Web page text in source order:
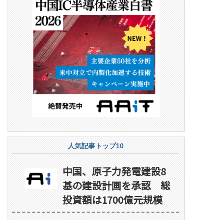
人気記事トップ10
中国、原子力発電建設8
基の建設計画を承認 総
投資額は1700億元規模